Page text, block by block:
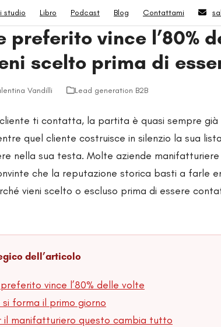
studio Libro Podcast Blog Contattami
preferito vince l’80%
scelto prima di
Vandilli Lead generation B2B
ti contatta, la partita è quasi sempre
quel cliente costruisce in silenzio la sua
nella sua testa. Molte aziende
che la reputazione storica basti a farle
vieni scelto o escluso prima di essere
dell’articolo
vince l’80% delle volte
forma il primo giorno
il manifatturiero questo cambia tutto